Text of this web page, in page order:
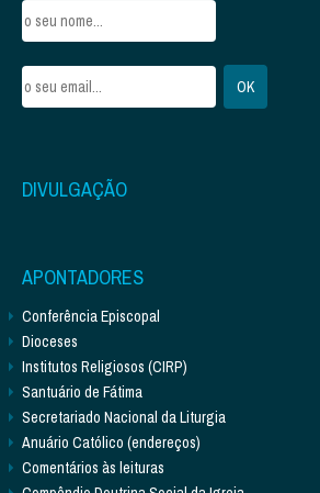
DIVULGAÇÃO
APONTADORES
Conferência Episcopal
Dioceses
Institutos Religiosos (CIRP)
Santuário de Fátima
Secretariado Nacional da Liturgia
Anuário Católico (endereços)
Comentários às leituras